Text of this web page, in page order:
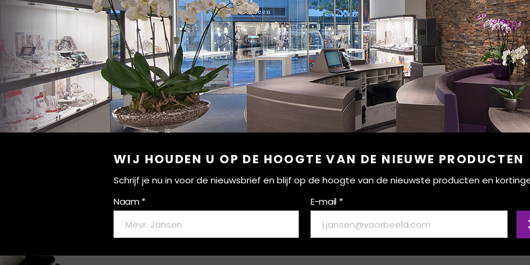
WIJ HOUDEN U OP DE HOOGTE VAN DE NIEUWE PRODUCTEN
Schrijf je nu in voor de nieuwsbrief en blijf op de hoogte van de nieuwste producten en
Naam *
E-mail *